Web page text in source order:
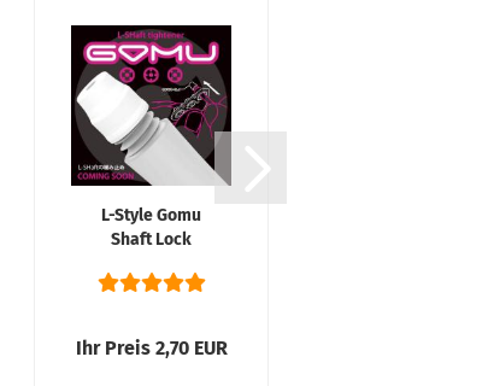
L-Style Gomu
Shaft Lock
Ihr Preis 2,70 EUR